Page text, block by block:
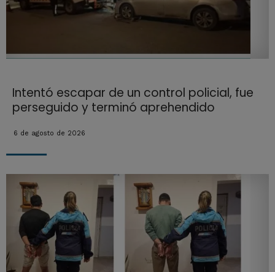
Intentó escapar de un control policial, fue
perseguido y terminó aprehendido
6 de agosto de 2026